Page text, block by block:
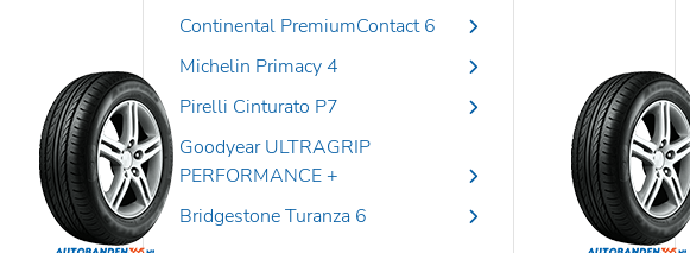
Continental PremiumContact 6
Michelin Primacy 4
Pirelli Cinturato P7
Goodyear ULTRAGRIP
PERFORMANCE +
Bridgestone Turanza 6